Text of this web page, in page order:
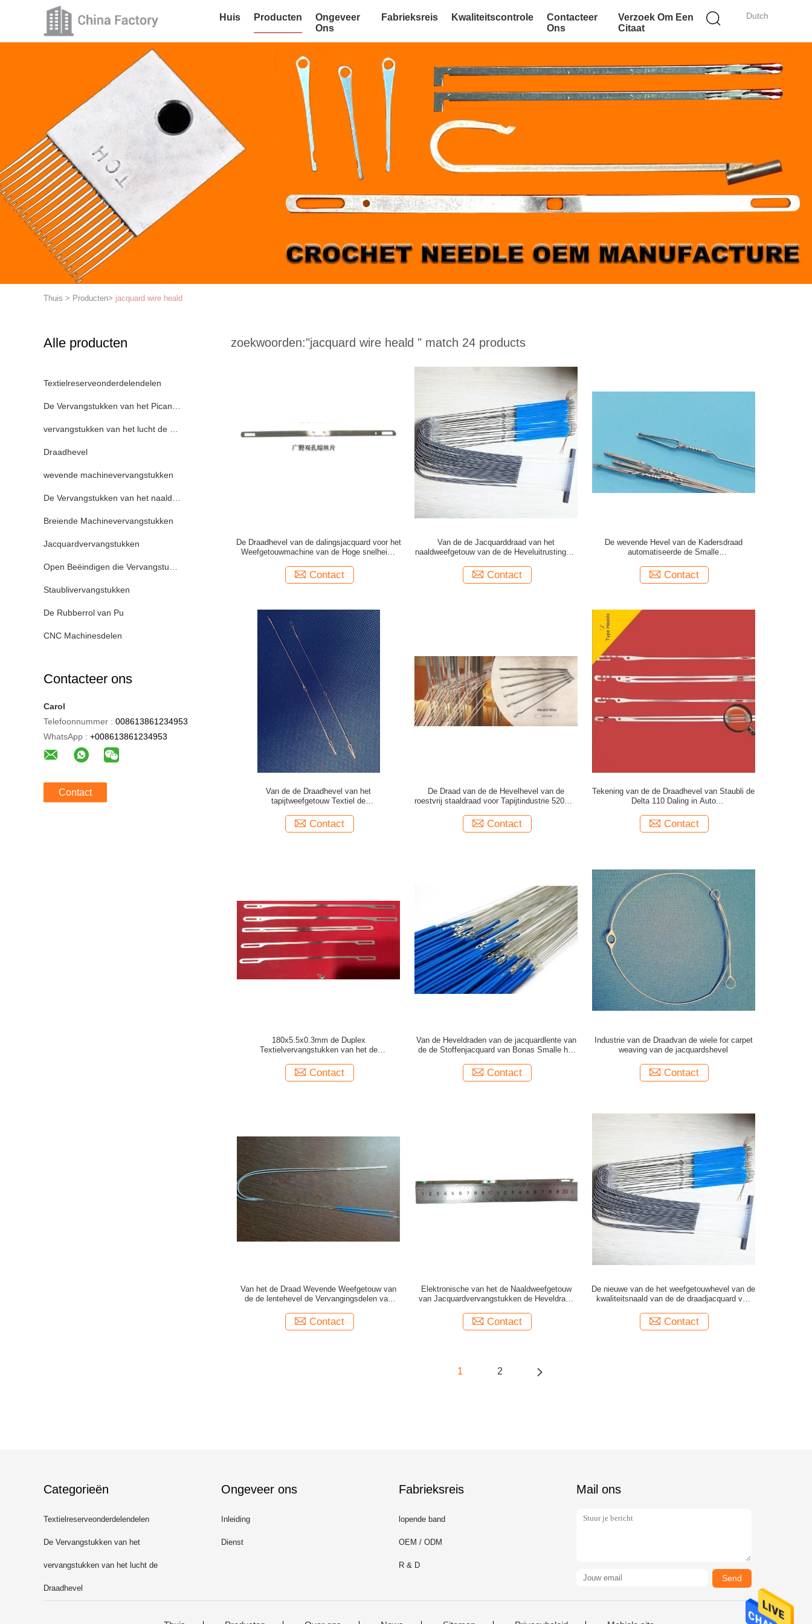
Dutch
Huis Producten
Ongeveer
Ons
Fabrieksreis Kwaliteitscontrole
Contacteer
Ons
Verzoek Om Een
Citaat
Thuis > Producten> jacquard wire heald
Alle producten
Textielreserveonderdelendelen
De Vervangstukken van het Picanolweefgetouw
vervangstukken van het lucht de straalweefgetouw
Draadhevel
wevende machinevervangstukken
De Vervangstukken van het naaldweefgetouw
Breiende Machinevervangstukken
Jacquardvervangstukken
Open Beëindigen die Vervangstukken spinnen
Staublivervangstukken
De Rubberrol van Pu
CNC Machinesdelen
Contacteer ons
Carol
Telefoonnummer : 008613861234953
WhatsApp : +008613861234953
Contact
zoekwoorden:"jacquard wire heald " match 24 products
De Draadhevel van de dalingsjacquard voor het
Weefgetouwmachine van de Hoge snelheids
Contact
Van de de Jacquarddraad van het
naaldweefgetouw van de de Heveluitrusting de
Contact
De wevende Hevel van de Kadersdraad
automatiseerde de Smalle
Contact
Van de de Draadhevel van het
tapijtweefgetouw Textiel de
Contact
De Draad van de de Hevelhevel van de
roestvrij staaldraad voor Tapijtindustrie 520MM
Contact
Tekening van de de Draadhevel van Staubli de
Delta 110 Daling in Auto
Contact
180x5.5x0.3mm de Duplex
Textielvervangstukken van het de
Contact
Van de Heveldraden van de jacquardlente van
de de Stoffenjacquard van Bonas Smalle het
Contact
Industrie van de Draadvan de wiele for carpet
weaving van de jacquardshevel
Contact
Van het de Draad Wevende Weefgetouw van
de de lentehevel de Vervangingsdelen van
Contact
Elektronische van het de Naaldweefgetouw
van Jacquardvervangstukken de Heveldraad
Contact
De nieuwe van de het weefgetouwhevel van de
kwaliteitsnaald van de de draadjacquard van
voor de jacquard van het naaldweefgetouw
Contact
1 2
Categorieën
Textielreserveonderdelendelen
De Vervangstukken van het
Picanolweefgetouw
vervangstukken van het lucht de
straalweefgetouw
Draadhevel
Ongeveer ons
Inleiding
Dienst
Fabrieksreis
lopende band
OEM / ODM
R & D
Mail ons
Send